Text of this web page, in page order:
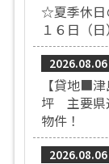
☆夏季休日
１６日（
2026.08.06
【貸地■
坪 主要県
物件！
2026.08.06